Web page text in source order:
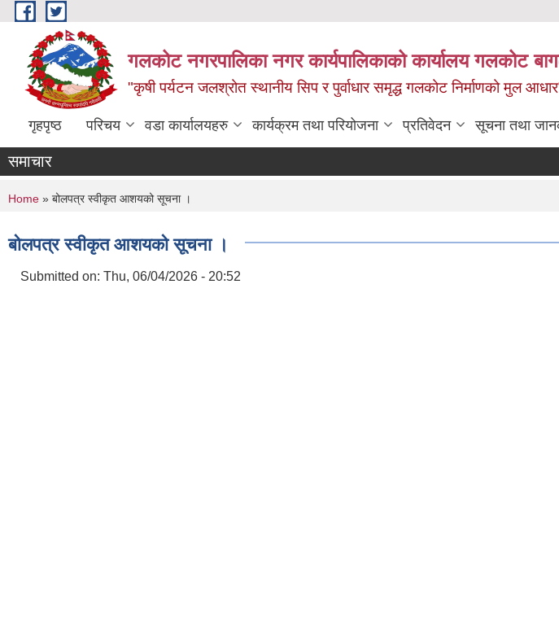
Skip to main content
गलकोट नगरपालिका नगर कार्यपालिकाको कार्यालय गलकोट
"कृषी पर्यटन जलश्रोत स्थानीय सिप र पुर्वाधार समृद्ध गलकोट निर्माणको मुल
गृहपृष्ठ परिचय वडा कार्यालयहरु कार्यक्रम तथा परियोजना प्रतिवेदन सूचना तथा
समाचार
You are here
Home » बोलपत्र स्वीकृत आशयको सूचना ।
बोलपत्र स्वीकृत आशयको सूचना ।
Submitted on: Thu, 06/04/2026 - 20:52